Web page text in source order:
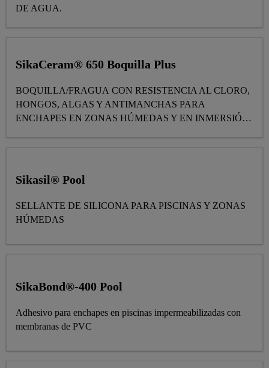
DE AGUA.
SikaCeram® 650 Boquilla Plus
BOQUILLA/FRAGUA CON RESISTENCIA AL CLORO,
HONGOS, ALGAS Y ANTIMANCHAS PARA
ENCHAPES EN ZONAS HÚMEDAS Y EN INMERSIÓN
Sikasil® Pool
SELLANTE DE SILICONA PARA PISCINAS Y ZONAS
HÚMEDAS
SikaBond®-400 Pool
Adhesivo para enchapes en piscinas impermeabilizadas con
membranas de PVC